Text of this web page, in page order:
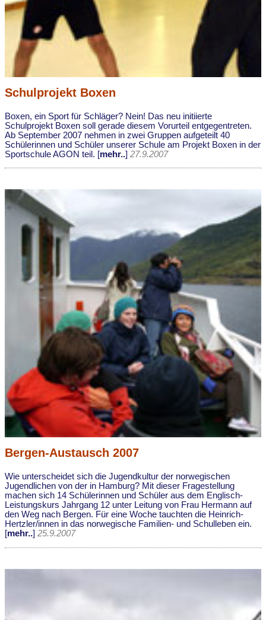
Schulprojekt Boxen
Boxen, ein Sport für Schläger? Nein! Das neu initiierte
Schulprojekt Boxen soll gerade diesem Vorurteil entgegentreten.
Ab September 2007 nehmen in zwei Gruppen aufgeteilt 40
Schülerinnen und Schüler unserer Schule am Projekt Boxen in der
Sportschule AGON teil. [mehr..] 27.9.2007
Bergen-Austausch 2007
Wie unterscheidet sich die Jugendkultur der norwegischen
Jugendlichen von der in Hamburg? Mit dieser Fragestellung
machen sich 14 Schülerinnen und Schüler aus dem Englisch-
Leistungskurs Jahrgang 12 unter Leitung von Frau Hermann auf
den Weg nach Bergen. Für eine Woche tauchten die Heinrich-
Hertzler/innen in das norwegische Familien- und Schulleben ein.
[mehr..] 25.9.2007